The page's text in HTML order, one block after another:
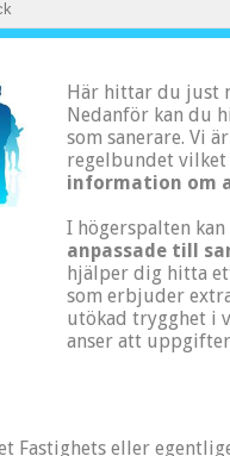
Här hittar du just
Nedanför kan du
som sanerare. Vi
regelbundet
information om
I högerspalten
anpassade till
hjälper dig hitta
som erbjuder
utökad trygghet i
anser att
Fastighets eller